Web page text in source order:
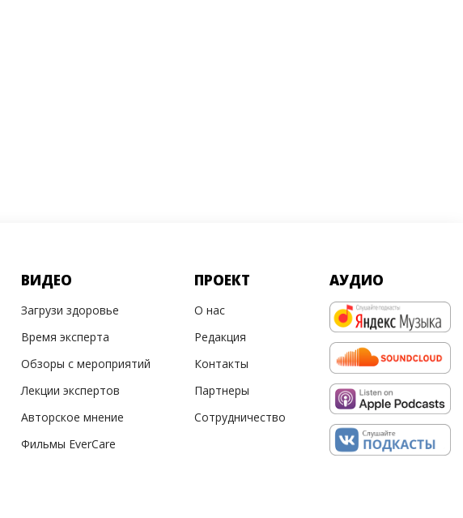
ВИДЕО
Загрузи здоровье
Время эксперта
Обзоры с мероприятий
Лекции экспертов
Авторское мнение
Фильмы EverCare
ПРОЕКТ
О нас
Редакция
Контакты
Партнеры
Сотрудничество
АУДИО